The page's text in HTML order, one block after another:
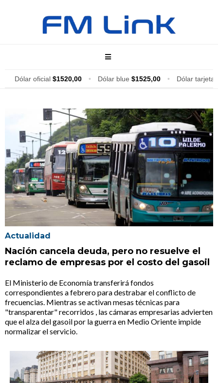
Dólar oficial $1520,00 • Dólar blue $1525,00 • Dólar tarjeta
Actualidad
Nación cancela deuda, pero no resuelve el
reclamo de empresas por el costo del gasoil
El Ministerio de Economía transferirá fondos
correspondientes a febrero para destrabar el conflicto de
frecuencias. Mientras se activan mesas técnicas para
"transparentar" recorridos , las cámaras empresarias advierten
que el alza del gasoil por la guerra en Medio Oriente impide
normalizar el servicio.